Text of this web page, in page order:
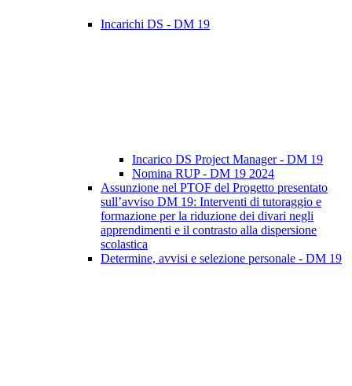
Incarichi DS - DM 19
Incarico DS Project Manager - DM 19
Nomina RUP - DM 19 2024
Assunzione nel PTOF del Progetto presentato
sull’avviso DM 19: Interventi di tutoraggio e
formazione per la riduzione dei divari negli
apprendimenti e il contrasto alla dispersione
scolastica
Determine, avvisi e selezione personale - DM 19